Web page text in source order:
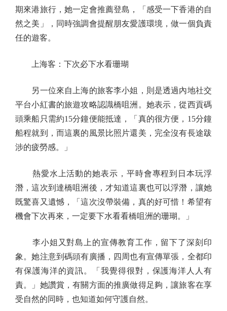
期來港旅行，她一定會推薦登島，「感受一下香港的自
然之美」，同時強調會提醒朋友愛護環境，做一個負責
任的遊客。
上海客：下次必下水看珊瑚
另一位來自上海的旅客李小姐，則是透過內地社交
平台小紅書的旅遊攻略認識橋咀洲。她表示，從西貢碼
頭乘船只需約15分鐘便能抵達，「真的很方便，15分鐘
船程就到，而這裏的風景比照片還美，完全沒有長途跋
涉的疲勞感。」
熱愛水上活動的她表示，平時會專程到日本玩浮
潛，這次到達橋咀洲後，才知道這裏也可以浮潛，讓她
既驚喜又遺憾，「這次沒帶裝備，真的好可惜！希望有
機會下次再來，一定要下水看看橋咀洲的珊瑚。」
李小姐又對島上的宣傳教育工作，留下了深刻印
象。她注意到碼頭有廣播，四周也有宣傳單張，全都印
有保護海洋的資訊。「我覺得很對，保護海洋人人有
責。」她讚賞，有關方面的推廣做得足夠，讓旅客在享
受自然的同時，也知道如何守護自然。